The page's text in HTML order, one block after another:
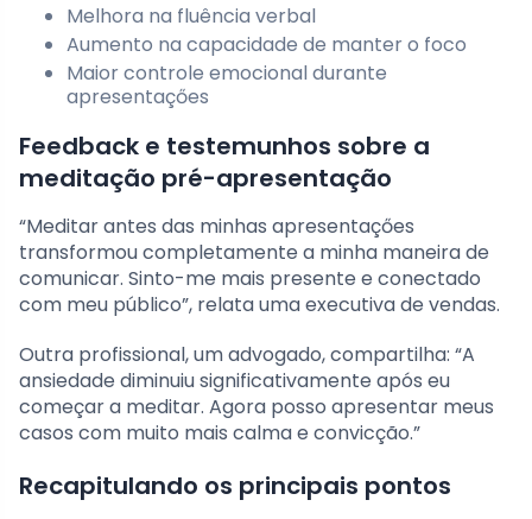
Melhora na fluência verbal
Aumento na capacidade de manter o foco
Maior controle emocional durante
apresentaçőes
Feedback e testemunhos sobre a
meditação pré-apresentação
“Meditar antes das minhas apresentaçőes
transformou completamente a minha maneira de
comunicar. Sinto-me mais presente e conectado
com meu público”, relata uma executiva de vendas.
Outra profissional, um advogado, compartilha: “A
ansiedade diminuiu significativamente após eu
começar a meditar. Agora posso apresentar meus
casos com muito mais calma e convicção.”
Recapitulando os principais pontos